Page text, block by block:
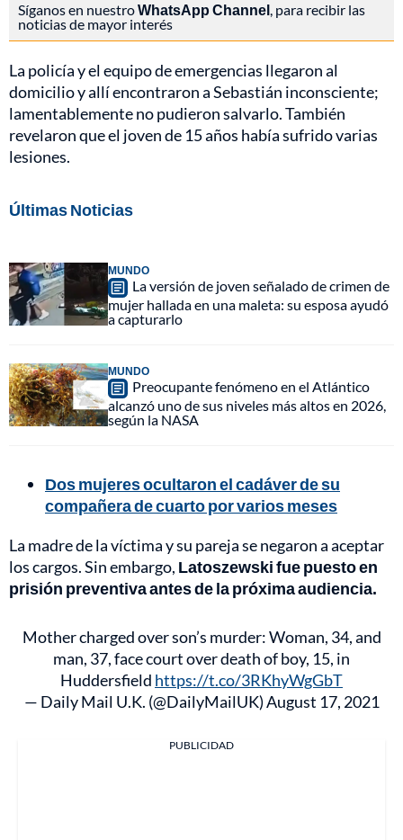
Síganos en nuestroWhatsApp Channel, para recibir las
noticias de mayor interés
La policía y el equipo de emergencias llegaron al
domicilio y allí encontraron a Sebastián inconsciente;
lamentablemente no pudieron salvarlo. También
revelaron que el joven de 15 años había sufrido varias
lesiones.
Últimas Noticias
MUNDO
La versión de joven señalado de crimen de
mujer hallada en una maleta: su esposa ayudó
a capturarlo
MUNDO
Preocupante fenómeno en el Atlántico
alcanzó uno de sus niveles más altos en 2026,
según la NASA
Dos mujeres ocultaron el cadáver de su
compañera de cuarto por varios meses
La madre de la víctima y su pareja se negaron a aceptar
los cargos. Sin embargo, Latoszewski fue puesto en
prisión preventiva antes de la próxima audiencia.
Mother charged over son’s murder: Woman, 34, and
man, 37, face court over death of boy, 15, in
Huddersfield https://t.co/3RKhyWgGbT
— Daily Mail U.K. (@DailyMailUK)August 17, 2021
PUBLICIDAD